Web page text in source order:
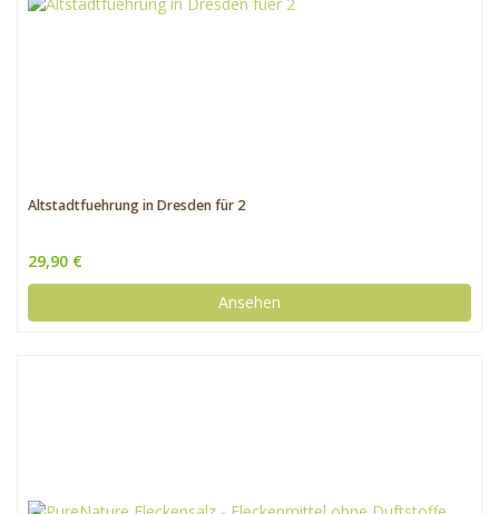
Altstadtfuehrung in Dresden für 2
29,90 €
Ansehen